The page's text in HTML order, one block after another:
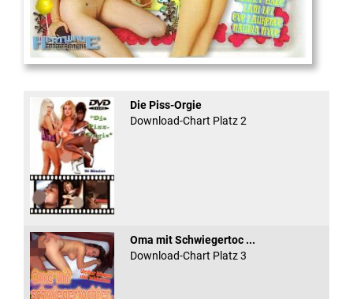
And Confused #8 - ...
Die Piss-Orgie
Download-Chart Platz 2
Oma mit Schwiegertoc ...
Download-Chart Platz 3